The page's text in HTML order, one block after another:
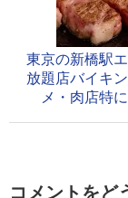
東京の新橋駅
放題店バイキ
メ・肉店特
コメントをど